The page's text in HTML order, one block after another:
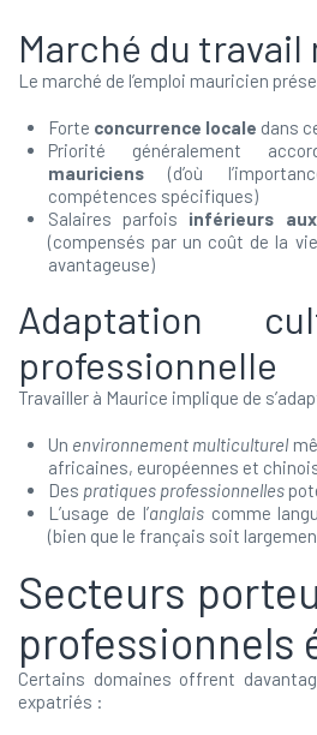
Marché du
Le marché de l’emploi mauricien
Forte concurrence locale dans
Priorité généralement
mauriciens (d’où
compétences spécifiques)
Salaires parfois inférieurs
(compensés par un coût de la
avantageuse)
Adaptation
professionnelle
Travailler à Maurice implique de
Un environnement multiculturel
africaines, européennes et
Des pratiques professionnelles
L’usage de l’anglaiscomme
(bien que le français soit
Secteurs
professionnels
Certains domaines offrent
expatriés :